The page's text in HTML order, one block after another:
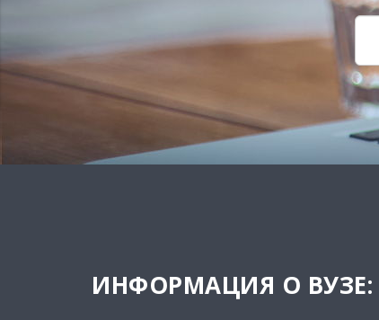
ИНФОРМАЦИЯ О ВУЗЕ: